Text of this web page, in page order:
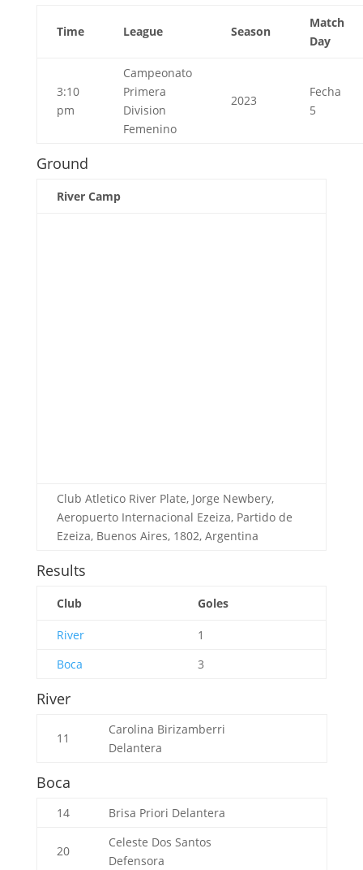
Time League Season
Match
Day
3:10
pm
Campeonato
Primera
Division
Femenino
2023
Fecha
5
Ground
River Camp
Club Atletico River Plate, Jorge Newbery,
Aeropuerto Internacional Ezeiza, Partido de
Ezeiza, Buenos Aires, 1802, Argentina
Results
Club Goles
River
1
Boca
3
River
11
Carolina Birizamberri
Delantera
Boca
14 Brisa Priori Delantera
20
Celeste Dos Santos
Defensora